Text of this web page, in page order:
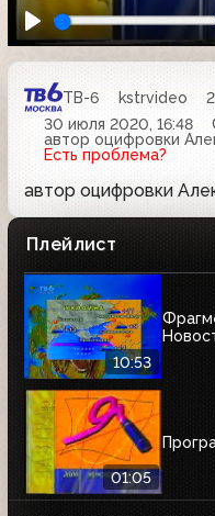
ТВ-6 kstrvideo
30 июля 2020, 16:48
автор оцифровки
Есть проблема?
автор оцифровки
Плейлист
10:53
01:05